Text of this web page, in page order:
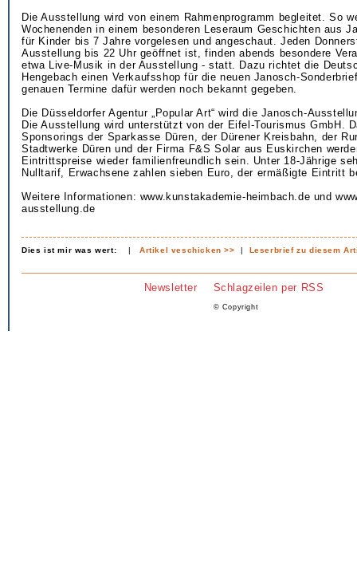
Die Ausstellung wird von einem Rahmenprogramm begleitet. So
Wochenenden in einem besonderen Leseraum Geschichten aus
für Kinder bis 7 Jahre vorgelesen und angeschaut. Jeden
Ausstellung bis 22 Uhr geöffnet ist, finden abends besondere
etwa Live-Musik in der Ausstellung - statt. Dazu richtet die
Hengebach einen Verkaufsshop für die neuen Janosch-
genauen Termine dafür werden noch bekannt gegeben.
Die Düsseldorfer Agentur „Popular Art“ wird die Janosch-
Die Ausstellung wird unterstützt von der Eifel-Tourismus GmbH.
Sponsorings der Sparkasse Düren, der Dürener Kreisbahn, der
Stadtwerke Düren und der Firma F&S Solar aus Euskirchen
Eintrittspreise wieder familienfreundlich sein. Unter 18-Jährige
Nulltarif, Erwachsene zahlen sieben Euro, der ermäßigte Eintritt
Weitere Informationen: www.kunstakademie-heimbach.de und
ausstellung.de
Dies ist mir was wert: |Artikel veschicken >> | Leserbrief zu diesem
Newsletter Schlagzeilen per RSS
© Copyright